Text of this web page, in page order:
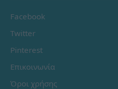
Facebook
Twitter
Pinterest
Επικοινωνία
Όροι χρήσης